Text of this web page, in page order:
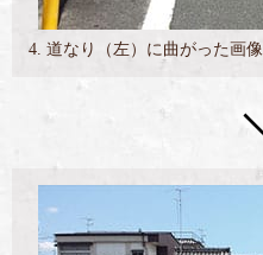
4. 道なり（左）に曲がった画像